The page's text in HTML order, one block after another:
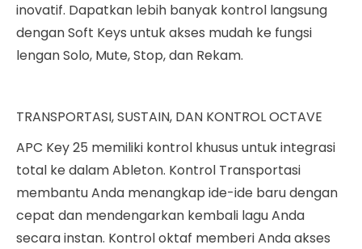
inovatif. Dapatkan lebih banyak kontrol langsung
dengan Soft Keys untuk akses mudah ke fungsi
lengan Solo, Mute, Stop, dan Rekam.
TRANSPORTASI, SUSTAIN, DAN KONTROL OCTAVE
APC Key 25 memiliki kontrol khusus untuk integrasi
total ke dalam Ableton. Kontrol Transportasi
membantu Anda menangkap ide-ide baru dengan
cepat dan mendengarkan kembali lagu Anda
secara instan. Kontrol oktaf memberi Anda akses